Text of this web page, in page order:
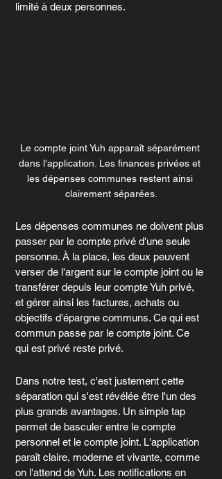
limité à deux personnes.
Le compte joint Yuh apparaît séparément
dans l'application. Les finances privées et
les dépenses communes restent ainsi
clairement séparées.
Les dépenses communes ne doivent plus
passer par le compte privé d'une seule
personne. À la place, les deux peuvent
verser de l'argent sur le compte joint ou le
transférer depuis leur compte Yuh privé,
et gérer ainsi les factures, achats ou
objectifs d'épargne communs. Ce qui est
commun passe par le compte joint. Ce
qui est privé reste privé.
Dans notre test, c'est justement cette
séparation qui s'est révélée être l'un des
plus grands avantages. Un simple tap
permet de basculer entre le compte
personnel et le compte joint. L'application
paraît claire, moderne et vivante, comme
on l'attend de Yuh. Les notifications en